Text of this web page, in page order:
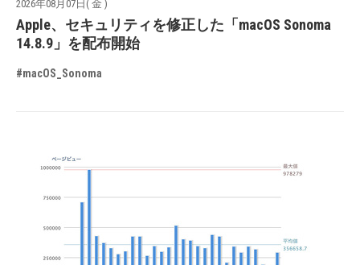
2026年08月07日( 金 )
Apple、セキュリティを修正した「macOS Sonoma
14.8.9」を配布開始
#macOS_Sonoma